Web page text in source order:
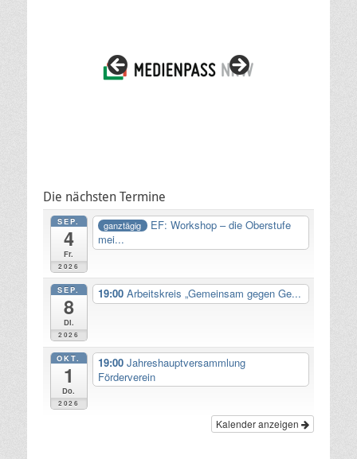
Die nächsten Termine
SEP.
4
Fr.
2026
ganztägig
EF: Workshop – die Oberstufe
mei...
SEP.
8
Di.
2026
19:00 Arbeitskreis „Gemeinsam gegen Ge...
OKT.
1
Do.
2026
19:00 Jahreshauptversammlung
Förderverein
Kalender anzeigen